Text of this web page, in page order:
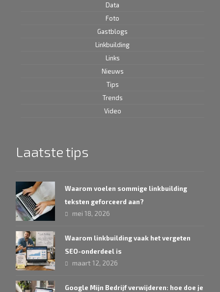
Data
Foto
Gastblogs
Linkbuilding
Links
Nieuws
Tips
Trends
Video
Laatste tips
Waarom voelen sommige linkbuilding
teksten geforceerd aan?
mei 18, 2026
Waarom linkbuilding vaak het vergeten
SEO-onderdeel is
maart 12, 2026
Google Mijn Bedrijf verwijderen: hoe doe je